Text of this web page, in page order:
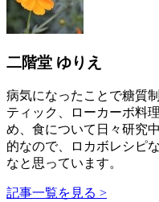
二階堂 ゆりえ
病気になったことで糖質
ティック、ローカーボ料
め、食について日々研究
的なので、ロカボレシピ
なと思っています。
記事一覧を見る >